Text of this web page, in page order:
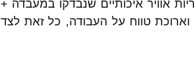
אוויר איכותיים שנבדקו במעבדה +
וארוכת טווח על העבודה, כל זאת לצד